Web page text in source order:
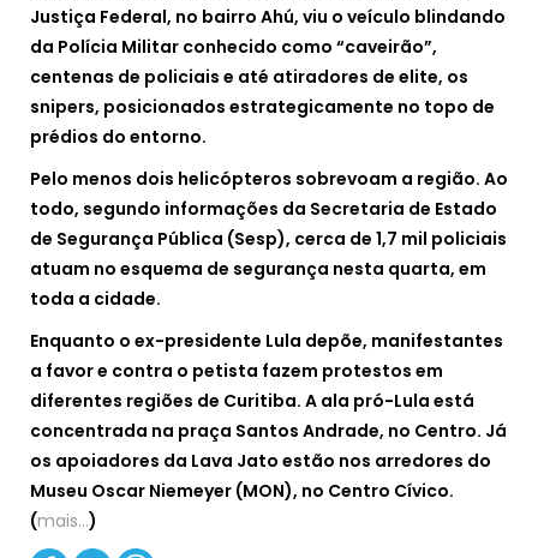
Justiça Federal, no bairro Ahú, viu o veículo blindando
da Polícia Militar conhecido como “caveirão”,
centenas de policiais e até atiradores de elite, os
snipers, posicionados estrategicamente no topo de
prédios do entorno.
Pelo menos dois helicópteros sobrevoam a região. Ao
todo, segundo informações da Secretaria de Estado
de Segurança Pública (Sesp), cerca de 1,7 mil policiais
atuam no esquema de segurança nesta quarta, em
toda a cidade.
Enquanto o ex-presidente Lula depõe, manifestantes
a favor e contra o petista fazem protestos em
diferentes regiões de Curitiba. A ala pró-Lula está
concentrada na praça Santos Andrade, no Centro. Já
os apoiadores da Lava Jato estão nos arredores do
Museu Oscar Niemeyer (MON), no Centro Cívico.
(mais…)